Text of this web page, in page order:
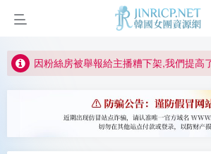
如何獲得 Jinricp.net 網站邀請碼
因粉絲房被舉報給主播糟下架,我們提高
所有ED2K連結僅支援115網盤/PikPak網盤
關於 PikPak 下播放影片呈現 “一條線” 的
如何獲得 Jinricp.net 網站邀請碼